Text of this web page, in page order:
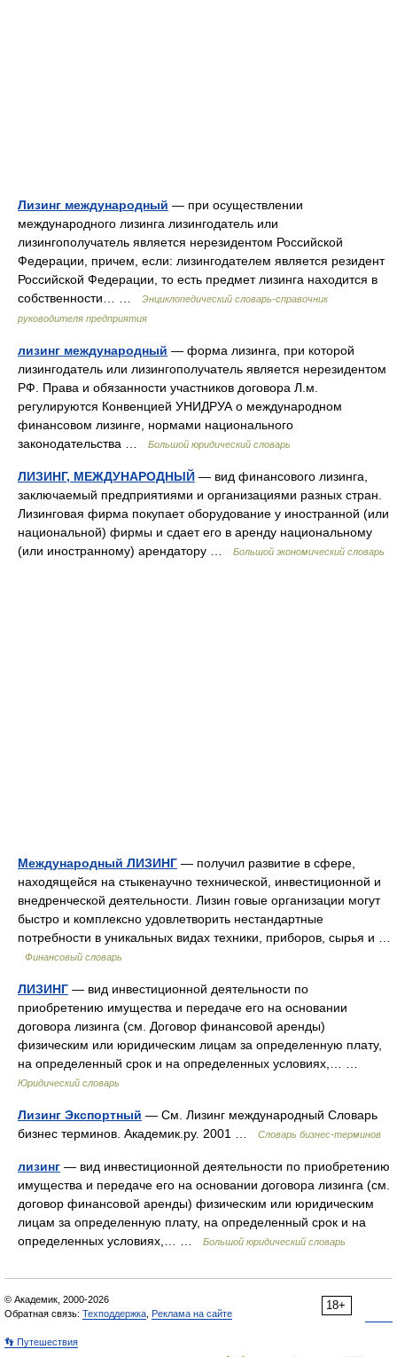
Лизинг международный — при осуществлении
международного лизинга лизингодатель или
лизингополучатель является нерезидентом Российской
Федерации, причем, если: лизингодателем является резидент
Российской Федерации, то есть предмет лизинга находится в
собственности… …
Энциклопедический словарь-справочник
руководителя предприятия
лизинг международный — форма лизинга, при которой
лизингодатель или лизингополучатель является нерезидентом
РФ. Права и обязанности участников договора Л.м.
регулируются Конвенцией УНИДРУА о международном
финансовом лизинге, нормами национального
законодательства …
Большой юридический словарь
ЛИЗИНГ, МЕЖДУНАРОДНЫЙ — вид финансового лизинга,
заключаемый предприятиями и организациями разных стран.
Лизинговая фирма покупает оборудование у иностранной (или
национальной) фирмы и сдает его в аренду национальному
(или иностранному) арендатору …
Большой экономический словарь
Международный ЛИЗИНГ — получил развитие в сфере,
находящейся на стыкенаучно технической, инвестиционной и
внедренческой деятельности. Лизин говые организации могут
быстро и комплексно удовлетворить нестандартные
потребности в уникальных видах техники, приборов, сырья и …
Финансовый словарь
ЛИЗИНГ — вид инвестиционной деятельности по
приобретению имущества и передаче его на основании
договора лизинга (см. Договор финансовой аренды)
физическим или юридическим лицам за определенную плату,
на определенный срок и на определенных условиях,… …
Юридический словарь
Лизинг Экспортный — См. Лизинг международный Словарь
бизнес терминов. Академик.ру. 2001 …
Словарь бизнес-терминов
лизинг — вид инвестиционной деятельности по приобретению
имущества и передаче его на основании договора лизинга (см.
договор финансовой аренды) физическим или юридическим
лицам за определенную плату, на определенный срок и на
определенных условиях,… …
Большой юридический словарь
18+
© Академик, 2000-2026
Обратная связь: Техподдержка Реклама на сайте
👣 Путешествия